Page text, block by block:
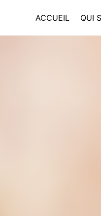
ACCUEIL QUI